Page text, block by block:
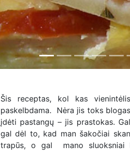
Šis receptas, kol kas
paskelbdama. Nėra jis toks
įdėti pastangų – jis prastokas.
gal dėl to, kad man šakočiai
trapūs, o gal mano sluoksniai